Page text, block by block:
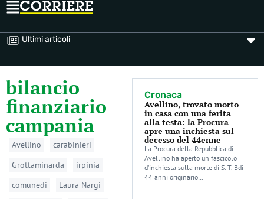
Ultimi articoli
bilancio
finanziario
campania
Avellino
carabinieri
Grottaminarda
irpinia
comunedi
Laura Nargi
Cronaca
Avellino, trovato morto
in casa con una ferita
alla testa: la Procura
apre una inchiesta sul
decesso del 44enne
La Procura della Repubblica di
Avellino ha aperto un fascicolo
d’inchiesta sulla morte di S. T. Bdi
44 anni originario…